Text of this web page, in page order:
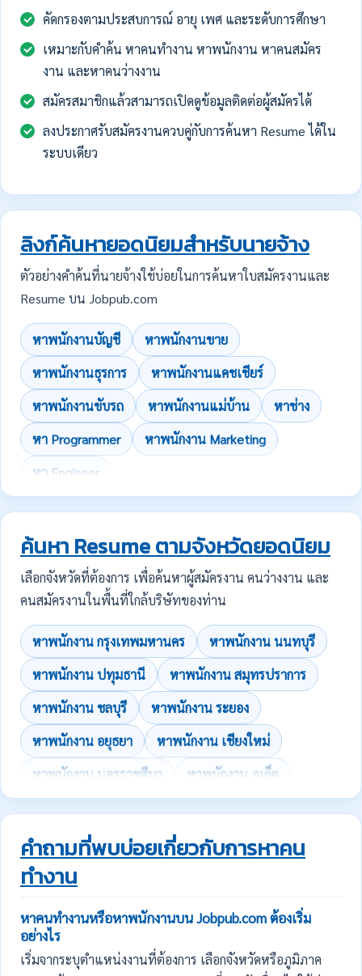
คัดกรองตามประสบการณ์ อายุ เพศ และระดับการศึกษา
เหมาะกับคำค้น หาคนทำงาน หาพนักงาน หาคนสมัคร
งาน และหาคนว่างงาน
สมัครสมาชิกแล้วสามารถเปิดดูข้อมูลติดต่อผู้สมัครได้
ลงประกาศรับสมัครงานควบคู่กับการค้นหา Resume ได้ใน
ระบบเดียว
ลิงก์ค้นหายอดนิยมสำหรับนายจ้าง
ตัวอย่างคำค้นที่นายจ้างใช้บ่อยในการค้นหาใบสมัครงานและ
Resume บน Jobpub.com
หาพนักงานบัญชี
หาพนักงานขาย
หาพนักงานธุรการ
หาพนักงานแคชเชียร์
หาพนักงานขับรถ
หาพนักงานแม่บ้าน
หาช่าง
หา Programmer
หาพนักงาน Marketing
หา Engineer
ค้นหา Resume ตามจังหวัดยอดนิยม
เลือกจังหวัดที่ต้องการ เพื่อค้นหาผู้สมัครงาน คนว่างงาน และ
คนสมัครงานในพื้นที่ใกล้บริษัทของท่าน
หาพนักงาน กรุงเทพมหานคร
หาพนักงาน นนทบุรี
หาพนักงาน ปทุมธานี
หาพนักงาน สมุทรปราการ
หาพนักงาน ชลบุรี
หาพนักงาน ระยอง
หาพนักงาน อยุธยา
หาพนักงาน เชียงใหม่
หาพนักงาน นครราชสีมา
หาพนักงาน ภูเก็ต
คำถามที่พบบ่อยเกี่ยวกับการหาคน
ทำงาน
หาคนทำงานหรือหาพนักงานบน Jobpub.com ต้องเริ่ม
อย่างไร
เริ่มจากระบุตำแหน่งงานที่ต้องการ เลือกจังหวัดหรือภูมิภาค